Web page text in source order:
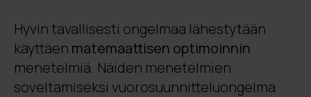
Hyvin tavallisesti ongelmaa lähestytään
käyttäen matemaattisen optimoinnin
menetelmiä. Näiden menetelmien
soveltamiseksi vuorosuunnitteluongelma